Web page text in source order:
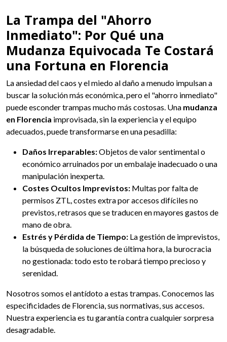
La Trampa del "Ahorro
Inmediato": Por Qué una
Mudanza Equivocada Te Costará
una Fortuna en Florencia
La ansiedad del caos y el miedo al daño a menudo impulsan a
buscar la solución más económica, pero el "ahorro inmediato"
puede esconder trampas mucho más costosas. Una mudanza
en Florencia improvisada, sin la experiencia y el equipo
adecuados, puede transformarse en una pesadilla:
Daños Irreparables:Objetos de valor sentimental o
económico arruinados por un embalaje inadecuado o una
manipulación inexperta.
Costes Ocultos Imprevistos: Multas por falta de
permisos ZTL, costes extra por accesos difíciles no
previstos, retrasos que se traducen en mayores gastos de
mano de obra.
Estrés y Pérdida de Tiempo: La gestión de imprevistos,
la búsqueda de soluciones de última hora, la burocracia
no gestionada: todo esto te robará tiempo precioso y
serenidad.
Nosotros somos el antídoto a estas trampas. Conocemos las
especificidades de Florencia, sus normativas, sus accesos.
Nuestra experiencia es tu garantía contra cualquier sorpresa
desagradable.